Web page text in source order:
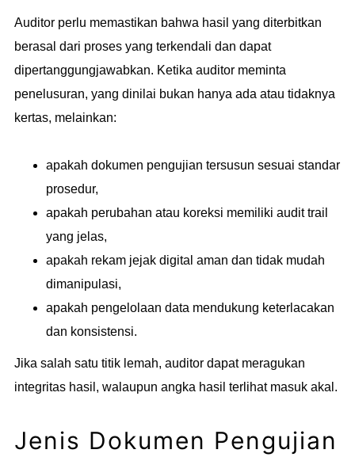
Auditor perlu memastikan bahwa hasil yang diterbitkan
berasal dari proses yang terkendali dan dapat
dipertanggungjawabkan. Ketika auditor meminta
penelusuran, yang dinilai bukan hanya ada atau tidaknya
kertas, melainkan:
apakah dokumen pengujian tersusun sesuai standar
prosedur,
apakah perubahan atau koreksi memiliki audit trail
yang jelas,
apakah rekam jejak digital aman dan tidak mudah
dimanipulasi,
apakah pengelolaan data mendukung keterlacakan
dan konsistensi.
Jika salah satu titik lemah, auditor dapat meragukan
integritas hasil, walaupun angka hasil terlihat masuk akal.
Jenis Dokumen Pengujian